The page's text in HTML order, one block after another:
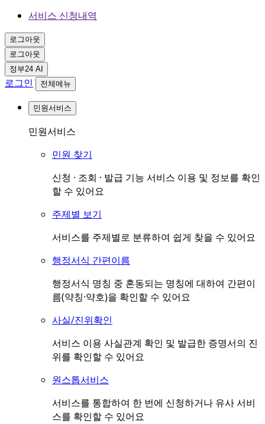
서비스 신청내역
로그아웃
로그아웃
정부24 AI
로그인 전체메뉴
민원서비스
민원서비스
민원 찾기
신청 · 조회 · 발급 기능 서비스 이용 및 정보를 확인
할 수 있어요
주제별 보기
서비스를 주제별로 분류하여 쉽게 찾을 수 있어요
행정서식 간편이름
행정서식 명칭 중 혼동되는 명칭에 대하여 간편이
름(약칭·약호)을 확인할 수 있어요
사실/진위확인
서비스 이용 사실관계 확인 및 발급한 증명서의 진
위를 확인할 수 있어요
원스톱서비스
서비스를 통합하여 한 번에 신청하거나 유사 서비
스를 확인할 수 있어요